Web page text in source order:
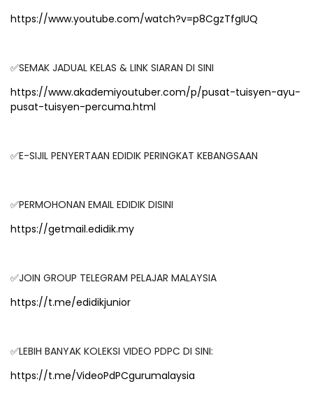
https://www.youtube.com/watch?v=p8CgzTfgIUQ
✅SEMAK JADUAL KELAS & LINK SIARAN DI SINI
https://www.akademiyoutuber.com/p/pusat-tuisyen-ayu-
pusat-tuisyen-percuma.html
✅E-SIJIL PENYERTAAN EDIDIK PERINGKAT KEBANGSAAN
✅PERMOHONAN EMAIL EDIDIK DISINI
https://getmail.edidik.my
✅JOIN GROUP TELEGRAM PELAJAR MALAYSIA
https://t.me/edidikjunior
✅LEBIH BANYAK KOLEKSI VIDEO PDPC DI SINI:
https://t.me/VideoPdPCgurumalaysia